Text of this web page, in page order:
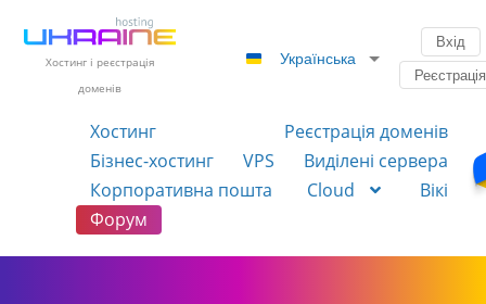
Хостинг і реєстрація
доменів
Українська
Вхід
Реєстрація
Хостинг
Реєстрація доменів
Бізнес-хостинг
VPS
Виділені сервера
Корпоративна пошта
Cloud
Вікі
Форум